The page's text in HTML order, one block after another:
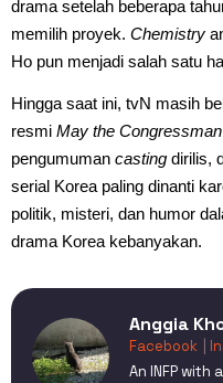
drama setelah beberapa
memilih proyek. Chemistry
Ho pun menjadi salah satu
Hingga saat ini, tvN masih
resmi May the
pengumuman casting dirilis,
serial Korea paling dinanti
politik, misteri, dan humor
drama Korea kebanyakan.
Anggia
Facebook |
An INFP with